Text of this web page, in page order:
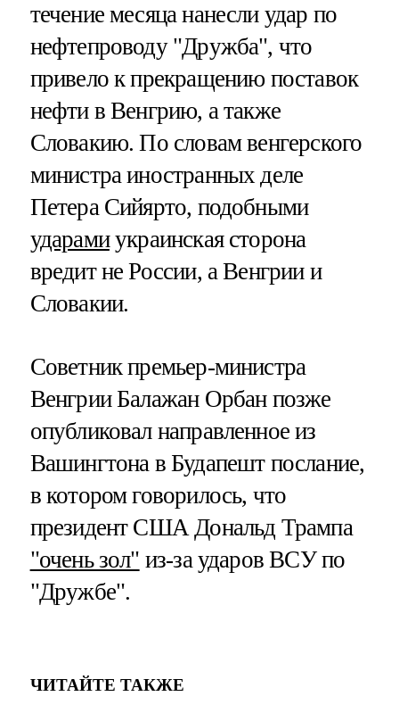
течение месяца нанесли удар по
нефтепроводу "Дружба", что
привело к прекращению поставок
нефти в Венгрию, а также
Словакию. По словам венгерского
министра иностранных деле
Петера Сийярто, подобными
ударамиукраинская сторона
вредит не России, а Венгрии и
Словакии.
Советник премьер-министра
Венгрии Балажан Орбан позже
опубликовал направленное из
Вашингтона в Будапешт послание,
в котором говорилось, что
президент США Дональд Трампа
"очень зол" из-за ударов ВСУ по
"Дружбе".
ЧИТАЙТЕ ТАКЖЕ